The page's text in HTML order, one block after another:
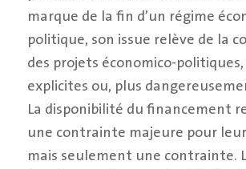
marque de la fin d’un régime
politique, son issue relève de la
des projets économico-
explicites ou, plus
La disponibilité du financement
une contrainte majeure pour
mais seulement une contrainte.